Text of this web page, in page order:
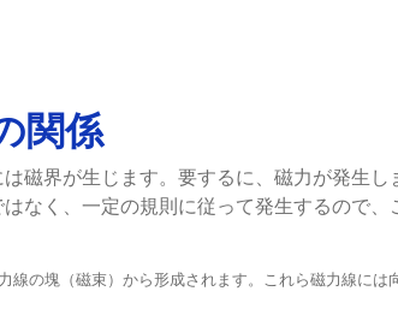
関係
磁界が生じます。要するに、磁力が発生し
なく、一定の規則に従って発生するので、
の塊（磁束）から形成されます。これら磁力線には